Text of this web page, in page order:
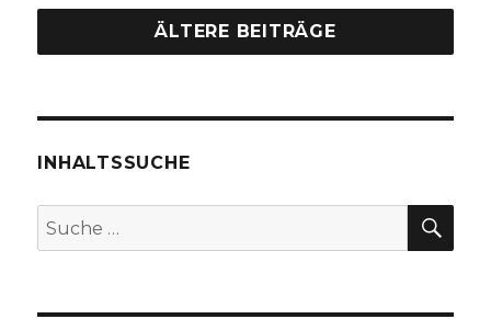
ÄLTERE BEITRÄGE
INHALTSSUCHE
Suche
nach: